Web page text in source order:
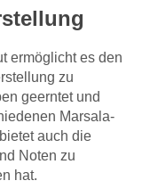
ermöglicht es den
zu
geerntet und
Marsala-
auch die
Noten zu
hat.